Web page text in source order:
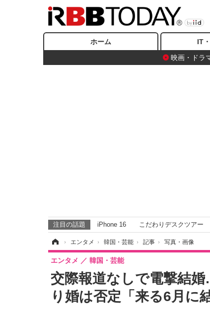
ホーム IT
映画・ドラ
注目の話題 iPhone 16 こだわりデスクツアー
› エンタメ › 韓国・芸能 › 記事 › 写真・画像
交際報道なしで電撃結
り婚は否定「来る6月に
エンタメ 韓国・芸能